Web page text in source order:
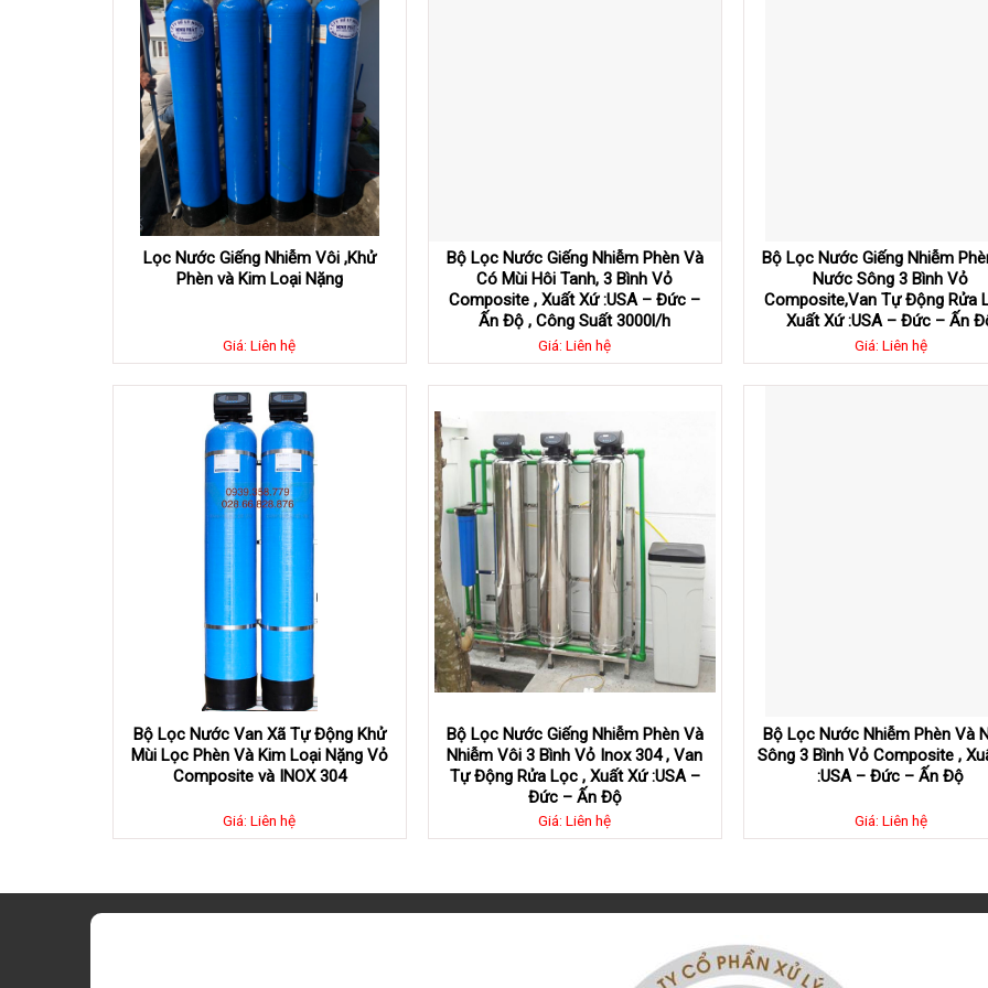
Lọc Nước Giếng Nhiễm Vôi ,Khử
Phèn và Kim Loại Nặng
Giá: Liên hệ
Bộ Lọc Nước Giếng Nhiễm Phèn Và
Có Mùi Hôi Tanh, 3 Bình Vỏ
Composite , Xuất Xứ :USA – Đức –
Ấn Độ , Công Suất 3000l/h
Giá: Liên hệ
Bộ Lọc Nước Giếng Nhiễm
Nước Sông 3 Bình Vỏ
Composite,Van Tự Động Rửa
Xuất Xứ :USA – Đức – Ấn
Giá: Liên hệ
Bộ Lọc Nước Van Xã Tự Động Khử
Mùi Lọc Phèn Và Kim Loại Nặng Vỏ
Composite và INOX 304
Giá: Liên hệ
Bộ Lọc Nước Giếng Nhiễm Phèn Và
Nhiễm Vôi 3 Bình Vỏ Inox 304 , Van
Tự Động Rửa Lọc , Xuất Xứ :USA –
Đức – Ấn Độ
Giá: Liên hệ
Bộ Lọc Nước Nhiễm Phèn Và
Sông 3 Bình Vỏ Composite ,
:USA – Đức – Ấn Độ
Giá: Liên hệ